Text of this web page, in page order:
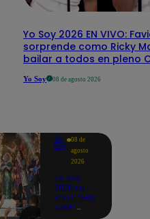
Yo Soy 2026 EN VIVO:
sorprende como Ricky
bailar a todos en pleno
Yo Soy 08 de agosto 2026
Yo
Soy
08 de
agosto
2026
Yo Soy
2026 EN
VIVO: “Hey
Jude”